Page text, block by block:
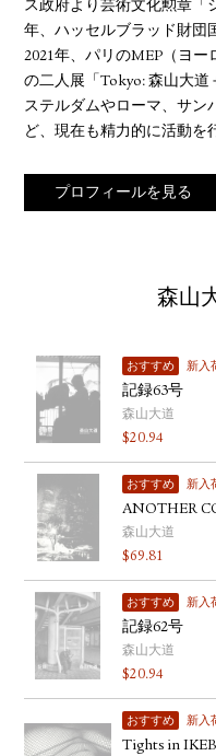
ス政府より芸術文化勲章「
年、ハッセルブラッド財団
2021年、パリのMEP（ヨ
の二人展「Tokyo: 森山大道
ステルダムやローマ、サン
ど、現在も精力的に活動を
プロフィールを見る
森山
おすすめ 新入
記録63号
森山大道
$20.94
おすすめ 新入
ANOTHER
森山大道
$69.81
おすすめ 新入
記録62号
森山大道
$20.94
おすすめ 新入
Tights in